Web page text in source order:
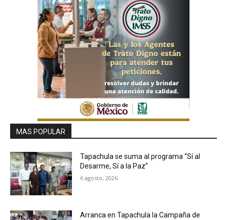
MAS POPULAR
Tapachula se suma al programa “Sí al
Desarme, Sí a la Paz”
6 agosto, 2026
Arranca en Tapachula la Campaña de